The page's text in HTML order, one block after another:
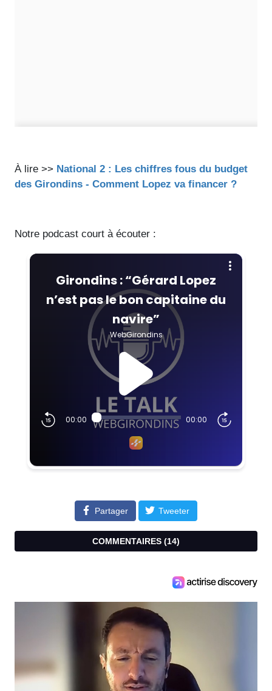
À lire >> National 2 : Les chiffres fous du budget
des Girondins - Comment Lopez va financer ?
Notre podcast court à écouter :
Partager Tweeter
COMMENTAIRES (14)